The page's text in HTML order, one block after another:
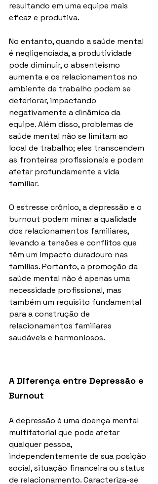
resultando em uma equipe mais
eficaz e produtiva.
No entanto, quando a saúde mental
é negligenciada, a produtividade
pode diminuir, o absenteísmo
aumenta e os relacionamentos no
ambiente de trabalho podem se
deteriorar, impactando
negativamente a dinâmica da
equipe. Além disso, problemas de
saúde mental não se limitam ao
local de trabalho; eles transcendem
as fronteiras profissionais e podem
afetar profundamente a vida
familiar.
O estresse crônico, a depressão e o
burnout podem minar a qualidade
dos relacionamentos familiares,
levando a tensões e conflitos que
têm um impacto duradouro nas
famílias. Portanto, a promoção da
saúde mental não é apenas uma
necessidade profissional, mas
também um requisito fundamental
para a construção de
relacionamentos familiares
saudáveis e harmoniosos.
A Diferença entre Depressão e
Burnout
A depressão é uma doença mental
multifatorial que pode afetar
qualquer pessoa,
independentemente de sua posição
social, situação financeira ou status
de relacionamento. Caracteriza-se